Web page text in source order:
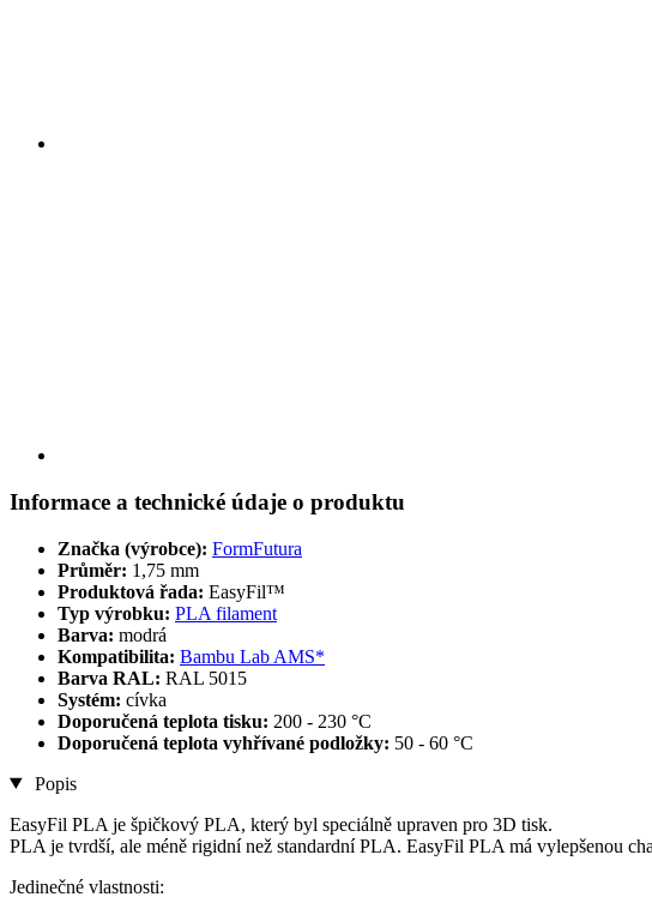
Informace a technické údaje o produktu
Značka (výrobce): FormFutura
Průměr: 1,75 mm
Produktová řada: EasyFil™
Typ výrobku: PLA filament
Barva: modrá
Kompatibilita: Bambu Lab AMS*
Barva RAL: RAL 5015
Systém: cívka
Doporučená teplota tisku: 200 - 230 °C
Doporučená teplota vyhřívané podložky: 50 - 60 °C
Popis
EasyFil PLA je špičkový PLA, který byl speciálně upraven pro 3D tisk.
PLA je tvrdší, ale méně rigidní než standardní PLA. EasyFil PLA má vylepšenou
Jedinečné vlastnosti: